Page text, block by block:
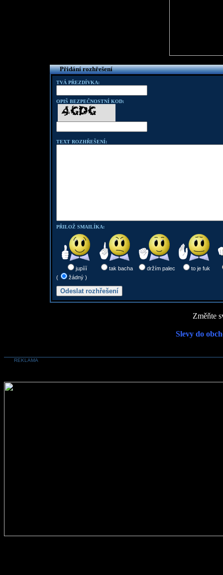
Přidání rozhřešení
TVÁ PŘEZDÍVKA:
OPIŠ BEZPEČNOSTNÍ KOD:
TEXT ROZHŘEŠENÍ:
PŘILOŽ SMAILÍKA:
jupííí tak bacha držím palec
to je fuk
(
žádný )
Změňte
Slevy do
REKLAMA